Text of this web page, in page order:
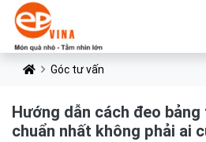
Góc tư vấn
Hướng dẫn cách đeo bảng
chuẩn nhất không phải ai